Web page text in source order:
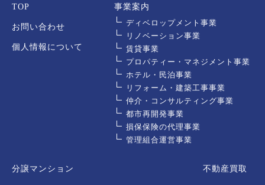
TOP
お問い合わせ
個人情報について
事業案内
ディベロップメント事業
リノベーション事業
賃貸事業
プロパティー・マネジメント事業
ホテル・民泊事業
リフォーム・建築工事事業
仲介・コンサルティング事業
都市再開発事業
損保保険の代理事業
管理組合運営事業
分譲マンション 不動産買取